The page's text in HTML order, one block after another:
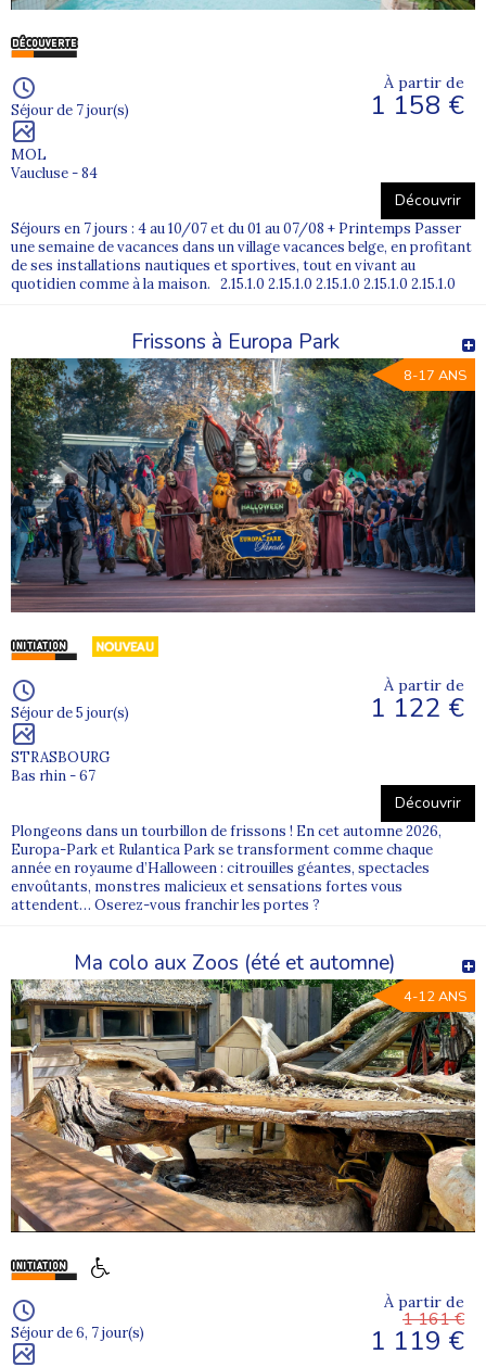
Séjour de 7 jour(s)
MOL
Vaucluse - 84
À partir de
1 158 €
Découvrir
Séjours en 7 jours : 4 au 10/07 et du 01 au 07/08 + Printemps Passer
une semaine de vacances dans un village vacances belge, en profitant
de ses installations nautiques et sportives, tout en vivant au
quotidien comme à la maison. 2.15.1.0 2.15.1.0 2.15.1.0 2.15.1.0 2.15.1.0
Frissons à Europa Park
8-17 ANS
Séjour de 5 jour(s)
STRASBOURG
Bas rhin - 67
À partir de
1 122 €
Découvrir
Plongeons dans un tourbillon de frissons ! En cet automne 2026,
Europa-Park et Rulantica Park se transforment comme chaque
année en royaume d’Halloween : citrouilles géantes, spectacles
envoûtants, monstres malicieux et sensations fortes vous
attendent… Oserez-vous franchir les portes ?
Ma colo aux Zoos (été et automne)
4-12 ANS
Séjour de 6, 7 jour(s)
À partir de
1 161 €
1 119 €